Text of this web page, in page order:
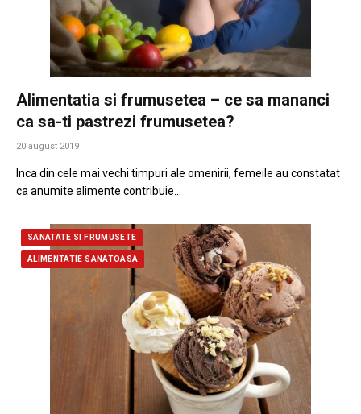
Alimentatia si frumusetea – ce sa mananci
ca sa-ti pastrezi frumusetea?
20 august 2019
Inca din cele mai vechi timpuri ale omenirii, femeile au constatat
ca anumite alimente contribuie…
SANATATE SI FRUMUSETE
ALIMENTATIE SANATOASA